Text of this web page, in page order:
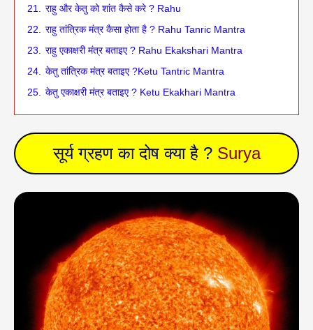
21.
राहु और केतु को शांत कैसे करे ? Rahu
22.
राहु तांत्रिक मंत्र कैसा होता है ? Rahu Tanric Mantra
23.
राहु एकाक्षरी मंत्र बताइए ? Rahu Ekakshari Mantra
24.
केतु तांत्रिक मंत्र बताइए ?Ketu Tantric Mantra
25.
केतु एकाक्षरी मंत्र बताइए ? Ketu Ekakhari Mantra
सूर्य ग्रहण का दोष क्या है ? Surya